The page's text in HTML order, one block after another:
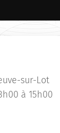
sur-Lot
à 15h00